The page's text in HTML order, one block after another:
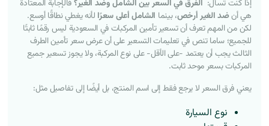
إذا كنت تسأل: الفرق في السعر بين الشامل وضد الغير؟فالإجابة المعتادة
هي أنضد الغير أرخص، بينما الشامل أعلى سعرًا لأنه يغطي نطاقًا أوسع.
لكن من المهم تعرف أن تسعير تأمين المركبات في السعودية ليس رقمًا ثابتًا
للجميع؛ ساما تنص في تعليمات التسعير على أن عرض سعر تأمين الطرف
الثالث يجب أن يعتمد -على الأقل- على نوع المركبة، ولا يجوز تسعير جميع
المركبات بسعر موحد ثابت.
يعني فرق السعر لا يرجع فقط إلى اسم المنتج، بل أيضًا إلى تفاصيل مثل:
نوع السيارة